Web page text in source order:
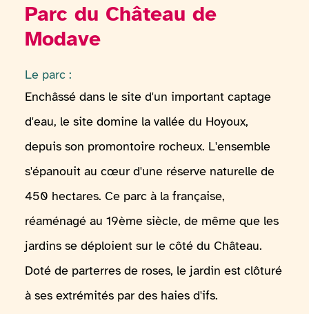
Parc du Château de
Modave
Le parc :
Enchâssé dans le site d'un important captage
d'eau, le site domine la vallée du Hoyoux,
depuis son promontoire rocheux. L'ensemble
s'épanouit au cœur d'une réserve naturelle de
450 hectares. Ce parc à la française,
réaménagé au 19ème siècle, de même que les
jardins se déploient sur le côté du Château.
Doté de parterres de roses, le jardin est clôturé
à ses extrémités par des haies d'ifs.